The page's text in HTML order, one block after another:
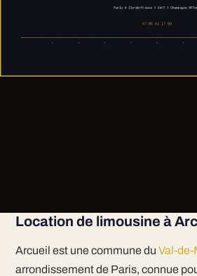
Location de limousine à
Arcueil est une commune du Val-de-
arrondissement de Paris, connue